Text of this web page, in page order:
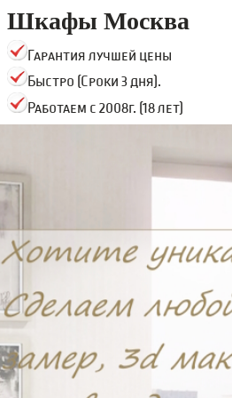
Шкафы Москва
Гарантия лучшей цены
Быстро (Сроки 3 дня).
Работаем с 2008г. (18 лет)